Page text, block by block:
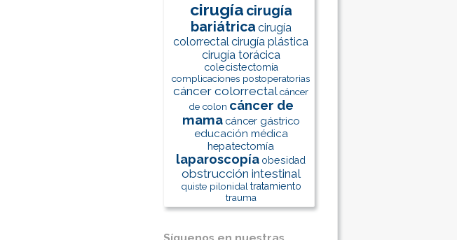
cirugía cirugía
bariátrica cirugía
colorrectalcirugía plástica
cirugía torácica
colecistectomía
complicaciones postoperatorias
cáncer colorrectalcáncer
de colon cáncer de
mama cáncer gástrico
educación médica
hepatectomía
laparoscopía obesidad
obstrucción intestinal
quiste pilonidal tratamiento
trauma